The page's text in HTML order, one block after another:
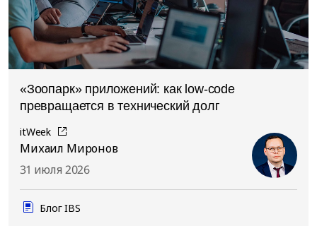
«Зоопарк» приложений: как low-code
превращается в технический долг
itWeek
Михаил Миронов
31 июля 2026
Блог IBS